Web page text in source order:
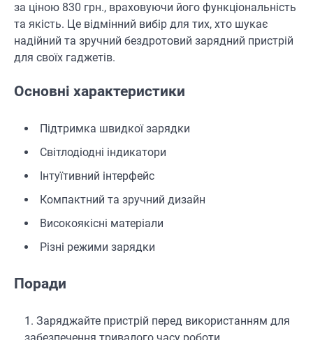
за ціною 830 грн., враховуючи його функціональність
та якість. Це відмінний вибір для тих, хто шукає
надійний та зручний бездротовий зарядний пристрій
для своїх гаджетів.
Основні характеристики
Підтримка швидкої зарядки
Світлодіодні індикатори
Інтуїтивний інтерфейс
Компактний та зручний дизайн
Високоякісні матеріали
Різні режими зарядки
Поради
Заряджайте пристрій перед використанням для